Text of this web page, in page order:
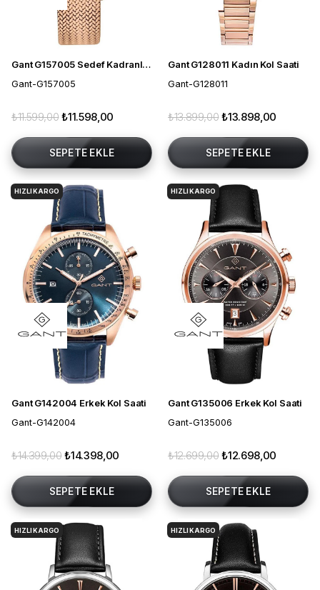
Gant G157005 Sedef Kadranlı Kadın Kol Saati
Gant-G157005
₺11.598,00
₺11.599,00
SEPETE EKLE
Gant G128011 Kadın Kol Saati
Gant-G128011
₺13.898,00
₺13.899,00
SEPETE EKLE
Gant G142004 Erkek Kol Saati
Gant-G142004
₺14.398,00
₺14.399,00
SEPETE EKLE
HIZLI KARGO
Gant G135006 Erkek Kol Saati
Gant-G135006
₺12.698,00
₺12.699,00
SEPETE EKLE
HIZLI KARGO
HIZLI KARGO HIZLI KARGO